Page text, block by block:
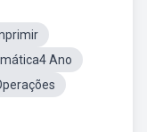
Ano